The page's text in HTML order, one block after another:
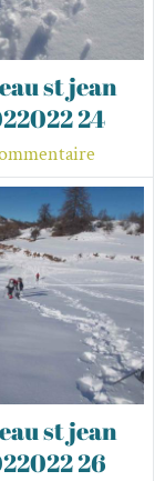
st jean
24
st jean
26